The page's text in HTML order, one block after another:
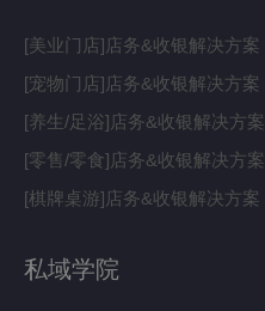
[美业门店]店务&收银解决方案
[宠物门店]店务&收银解决方案
[养生/足浴]店务&收银解决方案
[零售/零食]店务&收银解决方案
[棋牌桌游]店务&收银解决方案
私域学院